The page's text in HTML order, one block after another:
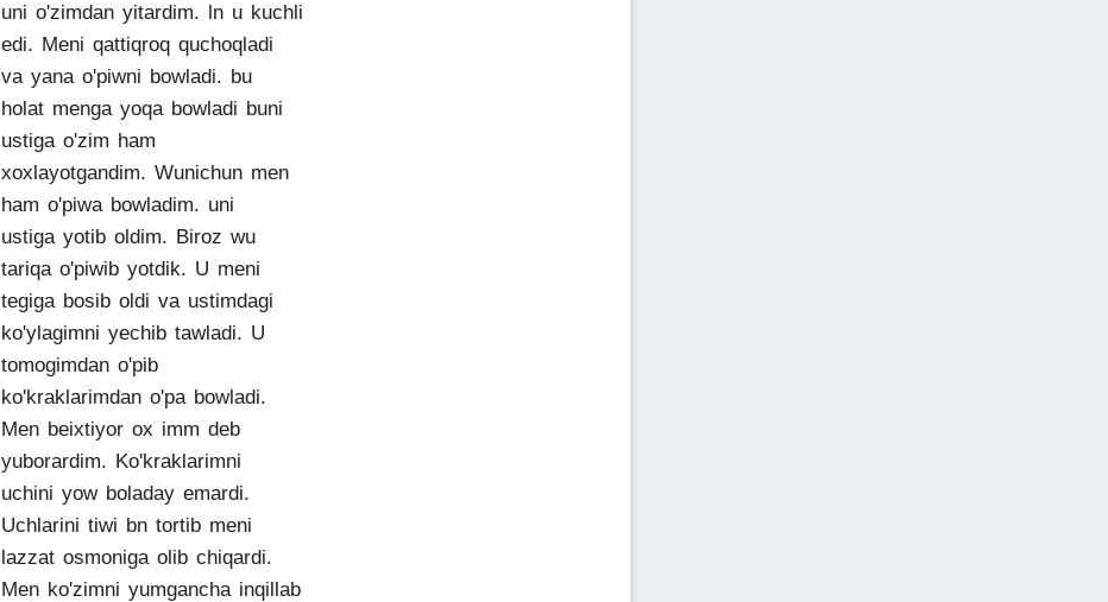
uni o'zimdan yitardim. ln u kuchli
edi. Meni qattiqroq quchoqladi
va yana o'piwni bowladi. bu
holat menga yoqa bowladi buni
ustiga o'zim ham
xoxlayotgandim. Wunichun men
ham o'piwa bowladim. uni
ustiga yotib oldim. Biroz wu
tariqa o'piwib yotdik. U meni
tegiga bosib oldi va ustimdagi
ko'ylagimni yechib tawladi. U
tomogimdan o'pib
ko'kraklarimdan o'pa bowladi.
Men beixtiyor ox imm deb
yuborardim. Ko'kraklarimni
uchini yow boladay emardi.
Uchlarini tiwi bn tortib meni
lazzat osmoniga olib chiqardi.
Men ko'zimni yumgancha inqillab